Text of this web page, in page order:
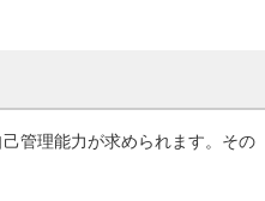
管理能力が求められます。その